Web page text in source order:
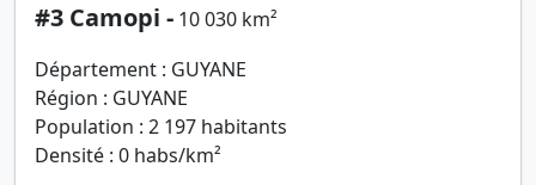
#3 Camopi - 10 030 km²
Département : GUYANE
Région : GUYANE
Population : 2 197 habitants
Densité : 0 habs/km²